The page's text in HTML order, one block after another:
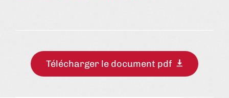
Télécharger le document pdf